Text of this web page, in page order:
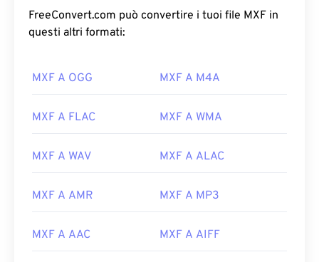
FreeConvert.com può convertire i tuoi file MXF in
questi altri formati:
MXF A OGG MXF A M4A
MXF A FLAC MXF A WMA
MXF A WAV MXF A ALAC
MXF A AMR MXF A MP3
MXF A AAC MXF A AIFF